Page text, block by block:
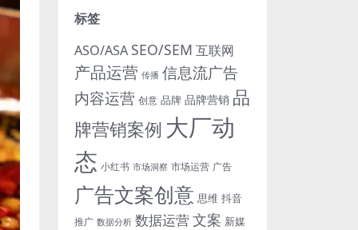
标签
ASO/ASA SEO/SEM 互联网
产品运营 传播 信息流广告
内容运营 创意 品牌 品牌营销 品
牌营销案例 大厂动
态 小红书 市场洞察 市场运营 广告
广告文案创意 思维 抖音
推广 数据分析 数据运营文案 新媒